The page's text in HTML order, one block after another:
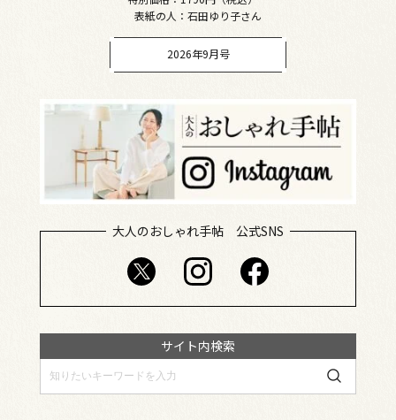
表紙の人：石田ゆり子さん
2026年9月号
大人のおしゃれ手帖 公式SNS
サイト内検索